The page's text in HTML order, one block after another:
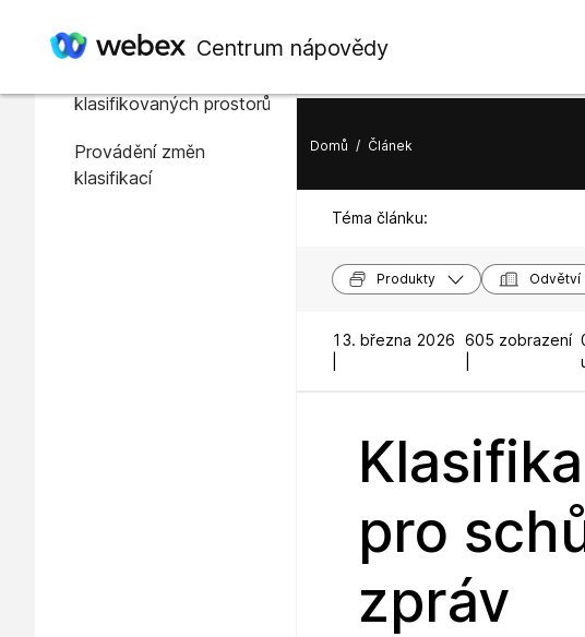
Centrum nápovědy
V tomto článku
klasifikovaných prostorů
Provádění změn
klasifikací
Domů / Článek
Téma článku:
Produkty Odvětví
13. března 2026 605 zobrazení
pro
zpráv